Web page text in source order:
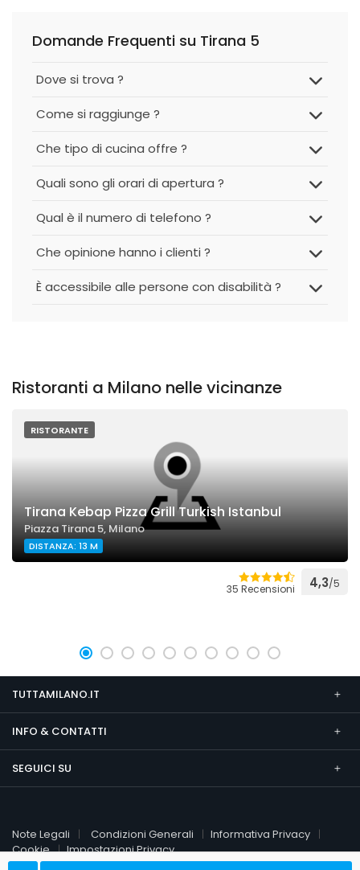
Domande Frequenti su Tirana 5
Dove si trova ?
Come si raggiunge ?
Che tipo di cucina offre ?
Quali sono gli orari di apertura ?
Qual è il numero di telefono ?
Che opinione hanno i clienti ?
È accessibile alle persone con disabilità ?
Ristoranti a Milano nelle vicinanze
RISTORANTE
Tirana Kebap Pizza Grill Turkish Istanbul
Piazza Tirana 5, Milano
DISTANZA: 13 M
35 Recensioni 4,3/5
TUTTAMILANO.IT
INFO & CONTATTI
SEGUICI SU
Note Legali Condizioni Generali
Informativa Privacy
Cookie
Impostazioni Privacy